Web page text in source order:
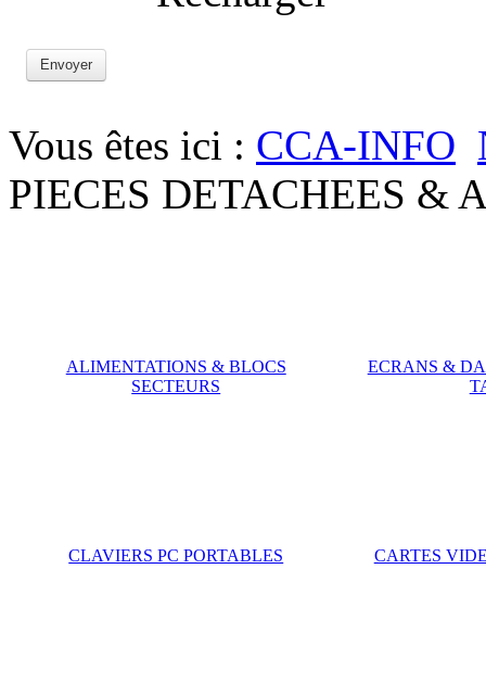
Envoyer
Vous êtes ici : CCA-INFO
PIECES DETACHEES &
ALIMENTATIONS & BLOCS
SECTEURS
ECRANS &
CLAVIERS PC PORTABLES CARTES